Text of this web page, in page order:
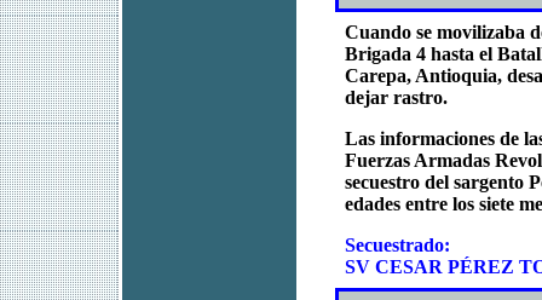
Cuando se movilizaba
Brigada 4 hasta el
Carepa, Antioquia,
dejar rastro.
Las informaciones de
Fuerzas Armadas
secuestro del sargento
edades entre los siete
Secuestrado:
SV CESAR PÉREZ